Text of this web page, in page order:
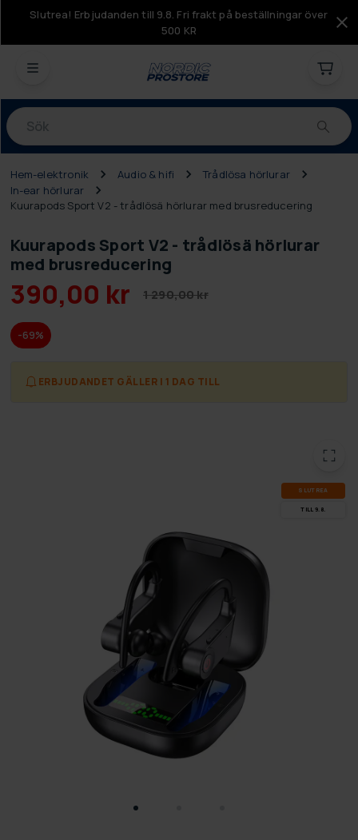
Slutrea! Erbjudanden till 9.8. Fri frakt på beställningar över
500 KR
Produkter
Hem-elektronik Audio & hifi
Trådlösa hörlurar
In-ear hörlurar
Kuurapods Sport V2 - trådlösä hörlurar med brusreducering
Kuurapods Sport V2 - trådlösä hörlurar
med brusreducering
390,00 kr 1 290,00 kr
-69%
ERBJUDANDET GÄLLER I 1 DAG TILL
SLUT­REA
TILL 9.8.